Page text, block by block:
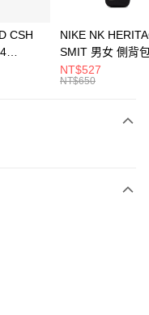
跳轉至「AFTEE先享後付」
的連結，可透過四大超商／
交易完成。
CSH
短統襪
NIKE NK
SMIT 男女 側背
BA5871010
NT$527
NT$650